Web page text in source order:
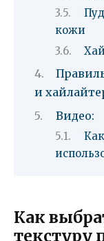
кожи
и
Видео:
Как
текстуру